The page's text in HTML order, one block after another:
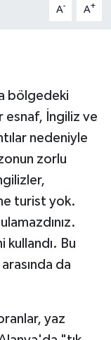
A- A+
bölgedeki
esnaf, İngiliz ve
nedeniyle
zorlu
turist yok.
kullandı. Bu
da
yaz